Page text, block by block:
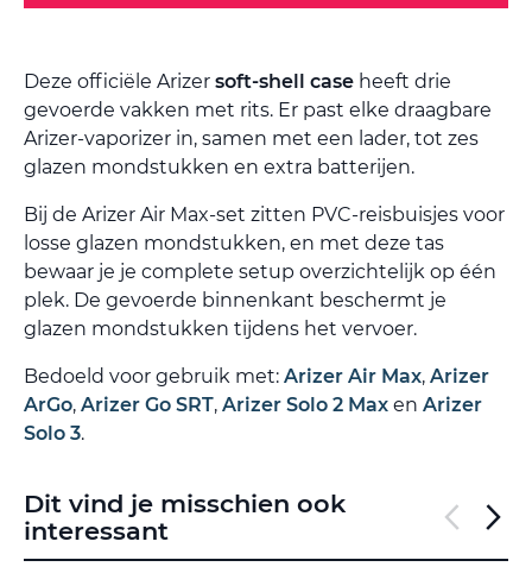
Deze officiële Arizer soft-shell case heeft drie
gevoerde vakken met rits. Er past elke draagbare
Arizer-vaporizer in, samen met een lader, tot zes
glazen mondstukken en extra batterijen.
Bij de Arizer Air Max-set zitten PVC-reisbuisjes voor
losse glazen mondstukken, en met deze tas
bewaar je je complete setup overzichtelijk op één
plek. De gevoerde binnenkant beschermt je
glazen mondstukken tijdens het vervoer.
Bedoeld voor gebruik met: Arizer Air Max, Arizer
ArGo, Arizer Go SRT, Arizer Solo 2 Max en Arizer
Solo 3.
Dit vind je misschien ook
interessant